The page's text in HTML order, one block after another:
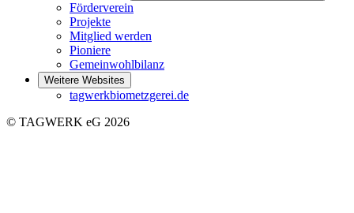
Förderverein
Projekte
Mitglied werden
Pioniere
Gemeinwohlbilanz
Weitere Websites
tagwerkbiometzgerei.de
© TAGWERK eG 2026